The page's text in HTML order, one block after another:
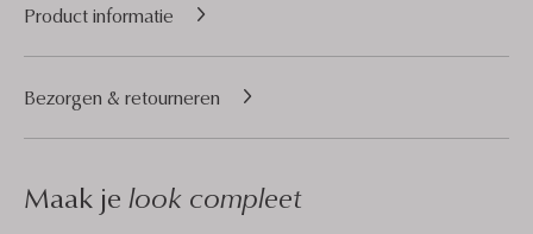
Product informatie
Bezorgen & retourneren
Maak je look compleet